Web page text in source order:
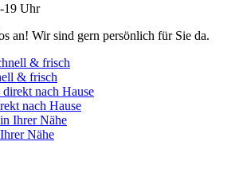
19 Uhr
an! Wir sind gern persönlich für Sie da.
& frisch
nach Hause
Nähe